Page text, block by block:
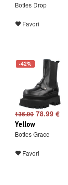
Bottes Drop
Favori
-42%
136.00 78.99 €
Yellow
Bottes Grace
Favori